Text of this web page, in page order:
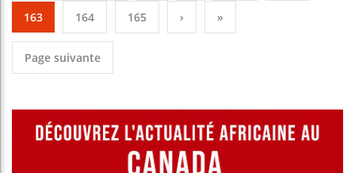
163 164 165 › »
Page suivante